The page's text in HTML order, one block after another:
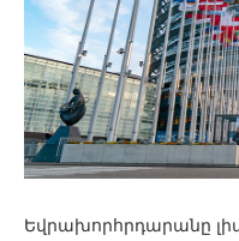
Եվրախորհրդարանը